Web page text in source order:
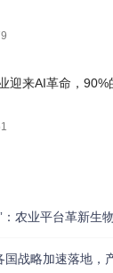
迎来AI革命，90%
农业平台革新生